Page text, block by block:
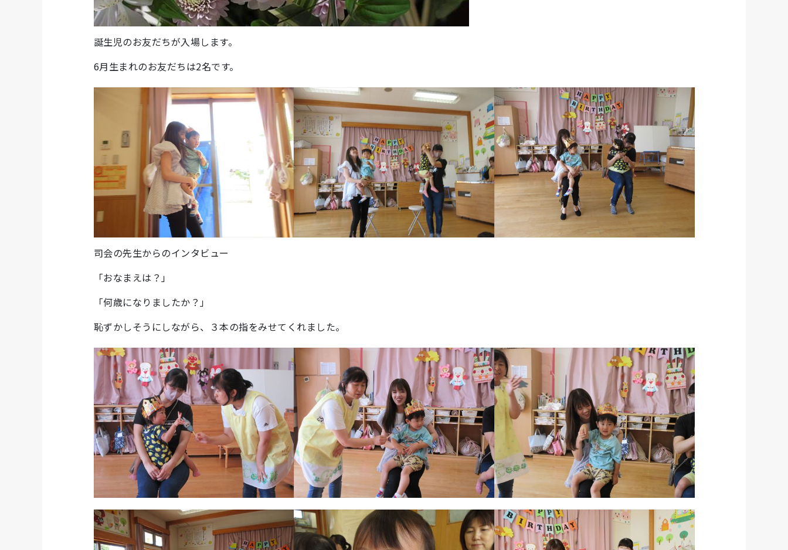
誕生児のお友だちが入場します。
6月生まれのお友だちは2名です。
司会の先生からのインタビュー
「おなまえは？」
「何歳になりましたか？」
恥ずかしそうにしながら、３本の指をみせてくれました。